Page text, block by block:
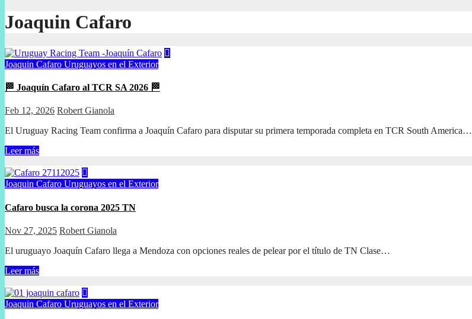
Joaquin Cafaro
Joaquin Cafaro Uruguayos en el Exterior
🏁 Joaquín Cafaro al TCR SA 2026 🏁
Feb 12, 2026 Robert Gianola
El Uruguay Racing Team confirma a Joaquín Cafaro para disputar su primera temporada completa en TCR South America…
Leer más
Joaquin Cafaro Uruguayos en el Exterior
Cafaro busca la corona 2025 TN
Nov 27, 2025 Robert Gianola
El uruguayo Joaquín Cafaro llega a Mendoza con opciones reales de pelear por el título de TN Clase…
Leer más
Joaquin Cafaro Uruguayos en el Exterior